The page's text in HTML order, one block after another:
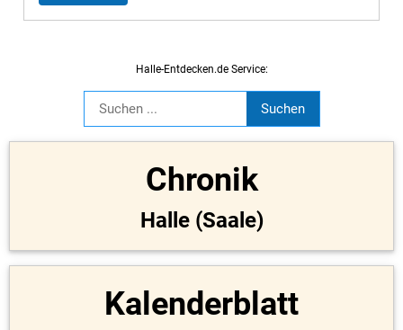
Halle-Entdecken.de Service:
Chronik
Halle (Saale)
Kalenderblatt